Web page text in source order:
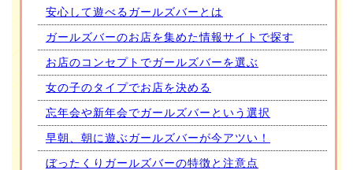
安心して遊べるガールズバーとは
ガールズバーのお店を集めた情報サイトで探す
お店のコンセプトでガールズバーを選ぶ
女の子のタイプでお店を決める
忘年会や新年会でガールズバーという選択
早朝、朝に遊ぶガールズバーが今アツい！
ぼったくりガールズバーの特徴と注意点